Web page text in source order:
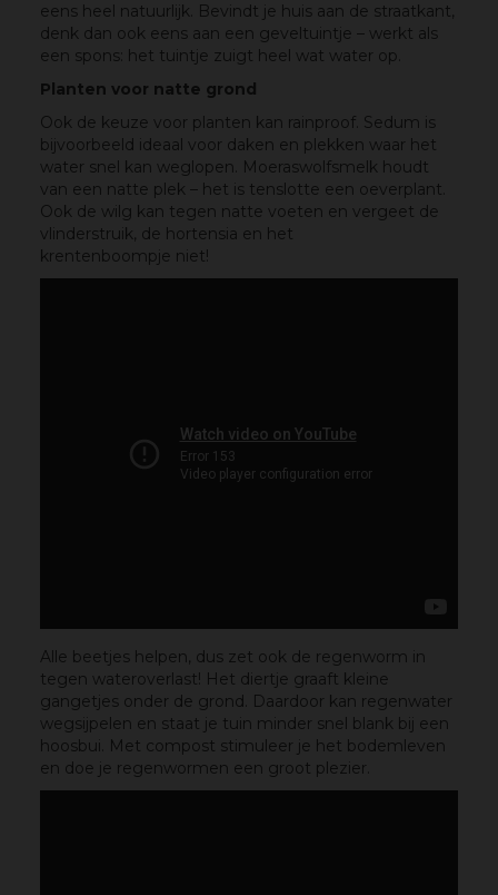
eens heel natuurlijk. Bevindt je huis aan de straatkant,
denk dan ook eens aan een geveltuintje – werkt als
een spons: het tuintje zuigt heel wat water op.
Planten voor natte grond
Ook de keuze voor planten kan rainproof. Sedum is
bijvoorbeeld ideaal voor daken en plekken waar het
water snel kan weglopen. Moeraswolfsmelk houdt
van een natte plek – het is tenslotte een oeverplant.
Ook de wilg kan tegen natte voeten en vergeet de
vlinderstruik, de hortensia en het
krentenboompje niet!
Alle beetjes helpen, dus zet ook de regenworm in
tegen wateroverlast! Het diertje graaft kleine
gangetjes onder de grond. Daardoor kan regenwater
wegsijpelen en staat je tuin minder snel blank bij een
hoosbui. Met compost stimuleer je het bodemleven
en doe je regenwormen een groot plezier.